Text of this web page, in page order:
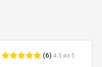
(6) 4.5 из 5